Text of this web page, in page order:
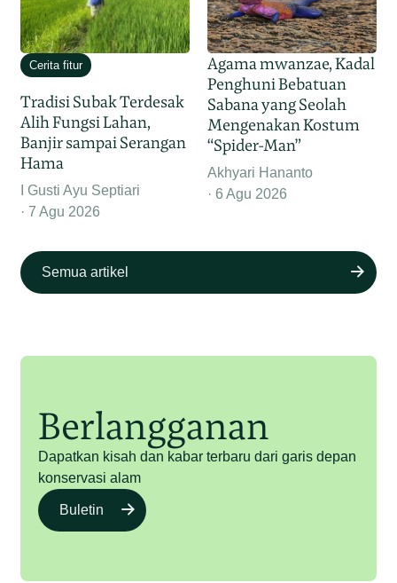
Cerita fitur
Tradisi Subak Terdesak
Alih Fungsi Lahan,
Banjir sampai Serangan
Hama
I Gusti Ayu Septiari
7 Agu 2026
Agama mwanzae, Kadal
Penghuni Bebatuan
Sabana yang Seolah
Mengenakan Kostum
“Spider-Man”
Akhyari Hananto
6 Agu 2026
Semua artikel
Berlangganan
Dapatkan kisah dan kabar terbaru dari garis depan
konservasi alam
Buletin